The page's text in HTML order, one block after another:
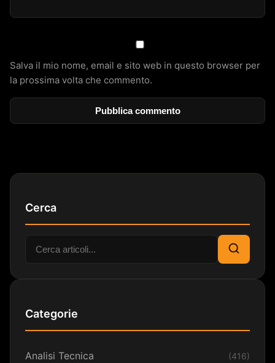
Salva il mio nome, email e sito web in questo browser per
la prossima volta che commento.
Cerca
Cerca:
Cerca
Categorie
Analisi Tecnica (416)